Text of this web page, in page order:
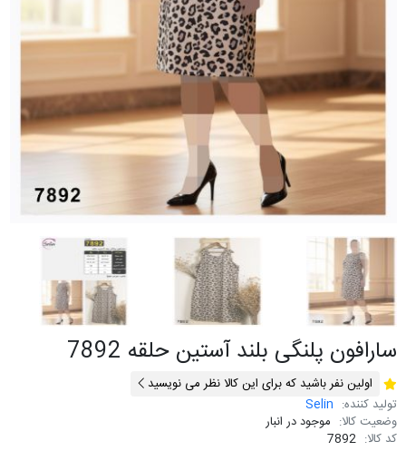
سارافون پلنگی بلند آستین حلقه 7892
اولین نفر باشید که برای این کالا نظر می نویسید
تولید کننده: Selin
وضعیت کالا: موجود در انبار
کد کالا: 7892